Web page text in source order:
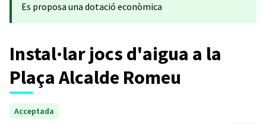
Es proposa una dotació econòmica
Instal·lar jocs d'aigua a la
Plaça Alcalde Romeu
Acceptada